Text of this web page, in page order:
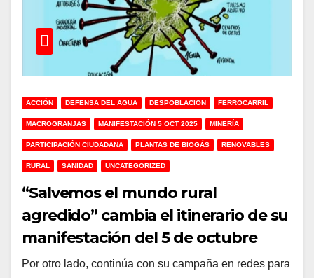
ACCIÓN DEFENSA DEL AGUA DESPOBLACION FERROCARRIL
MACROGRANJAS MANIFESTACIÓN 5 OCT 2025 MINERÍA
PARTICIPACIÓN CIUDADANA PLANTAS DE BIOGÁS RENOVABLES
RURAL SANIDAD UNCATEGORIZED
“Salvemos el mundo rural
agredido” cambia el itinerario de su
manifestación del 5 de octubre
Por otro lado, continúa con su campaña en redes para